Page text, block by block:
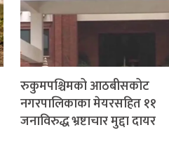
रुकुमपश्चिमको आठबीसकोट
नगरपालिकाका मेयरसहित ११
जनाविरुद्ध भ्रष्टाचार मुद्दा दायर